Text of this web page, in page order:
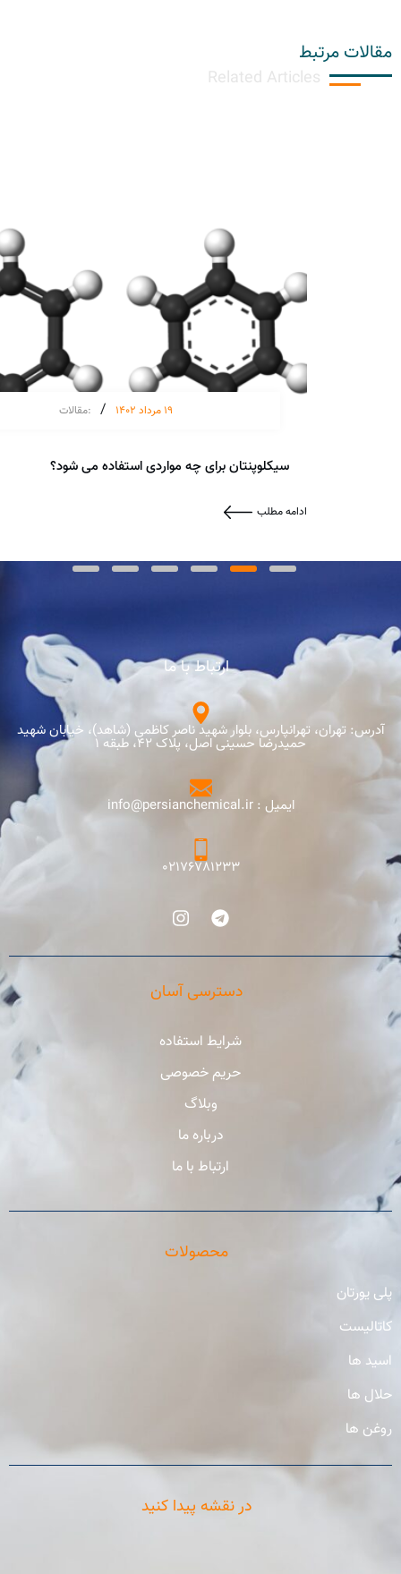
مقالات مرتبط
Related Articles
19 مرداد 1402 /
:مقالات
سیکلوپنتان برای چه مواردی استفاده می شود؟
ادامه مطلب
ارتباط با ما
آدرس: تهران، تهرانپارس، بلوار شهید ناصر کاظمی (شاهد)، خیابان شهید
حمیدرضا حسینی اصل، پلاک 42، طبقه 1
ایمیل : info@persianchemical.ir
02176781233
دسترسی آسان
شرایط استفاده
حریم خصوصی
وبلاگ
درباره ما
ارتباط با ما
محصولات
پلی یورتان
کاتالیست
اسید ها
حلال ها
روغن ها
در نقشه پیدا کنید